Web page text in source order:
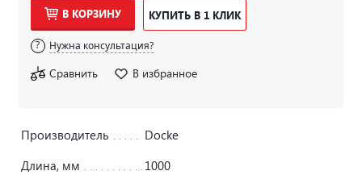
В КОРЗИНУ КУПИТЬ В 1 КЛИК
Нужна консультация?
Сравнить В избранное
Производитель
Docke
Длина, мм
1000